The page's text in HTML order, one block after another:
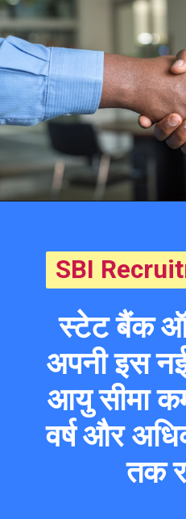
SBI
स्टेट बैंक
अपनी इस
आयु सीमा
वर्ष और
तक